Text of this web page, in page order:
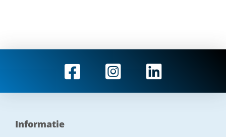
Informatie